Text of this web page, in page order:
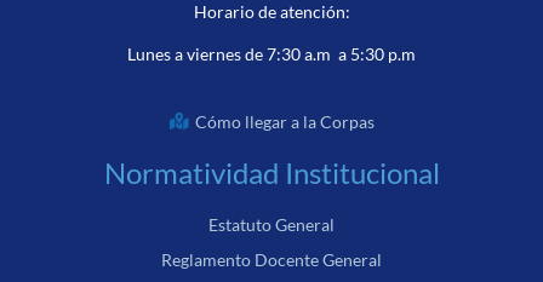
Horario de atención:
Lunes a viernes de 7:30 a.m a 5:30 p.m
Cómo llegar a la Corpas
Normatividad Institucional
Estatuto General
Reglamento Docente General